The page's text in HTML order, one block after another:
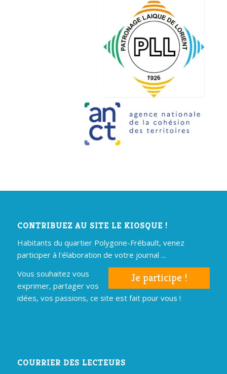
CONTRIBUEZ AU SITE LE KIOSQUE !
Habitants du quartier Polygone-Frébault, venez
participer à l'élaboration de votre journal ...
Je participe !
Vous souhaitez vous
exprimer, partager vos
idées, vos passions, ce site est fait pour vous !
COURRIER DES LECTEURS